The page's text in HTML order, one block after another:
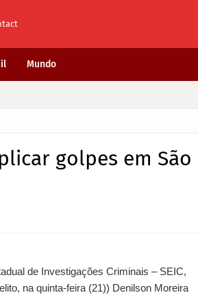
Mundo
golpes em São
de Investigações Criminais – SEIC,
na quinta-feira (21)) Denilson Moreira